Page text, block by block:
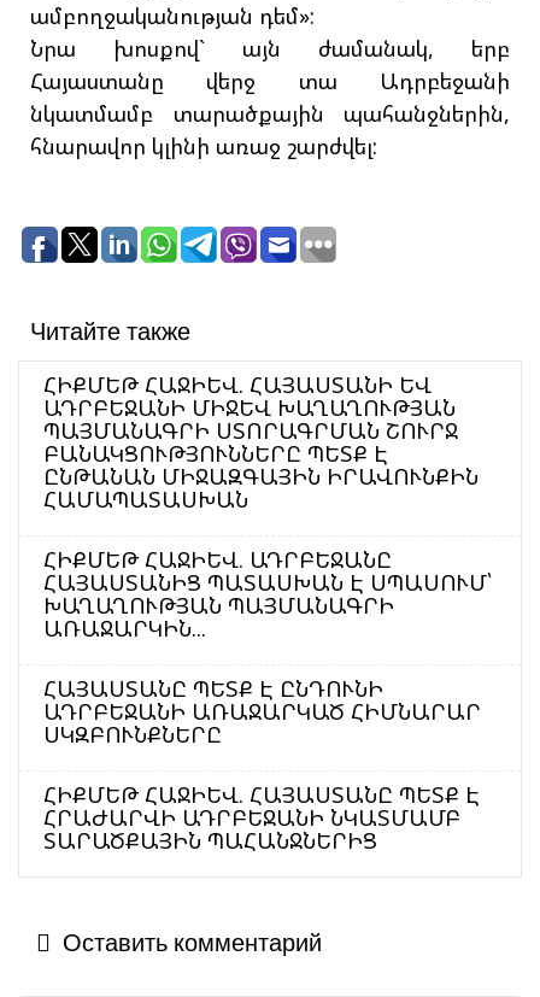
ամբողջականության դեմ»:
Նրա խոսքով` այն ժամանակ, երբ
Հայաստանը վերջ տա Ադրբեջանի
նկատմամբ տարածքային պահանջներին,
հնարավոր կլինի առաջ շարժվել:
Читайте также
ՀԻՔՄԵԹ ՀԱՋԻԵՎ. ՀԱՅԱՍՏԱՆԻ ԵՎ
ԱԴՐԲԵՋԱՆԻ ՄԻՋԵՎ ԽԱՂԱՂՈՒԹՅԱՆ
ՊԱՅՄԱՆԱԳՐԻ ՍՏՈՐԱԳՐՄԱՆ ՇՈՒՐՋ
ԲԱՆԱԿՑՈՒԹՅՈՒՆՆԵՐԸ ՊԵՏՔ Է
ԸՆԹԱՆԱՆ ՄԻՋԱԶԳԱՅԻՆ ԻՐԱՎՈՒՆՔԻՆ
ՀԱՄԱՊԱՏԱՍԽԱՆ
ՀԻՔՄԵԹ ՀԱՋԻԵՎ. ԱԴՐԲԵՋԱՆԸ
ՀԱՅԱՍՏԱՆԻՑ ՊԱՏԱՍԽԱՆ Է ՍՊԱՍՈՒՄ՝
ԽԱՂԱՂՈՒԹՅԱՆ ՊԱՅՄԱՆԱԳՐԻ
ԱՌԱՋԱՐԿԻՆ...
ՀԱՅԱՍՏԱՆԸ ՊԵՏՔ Է ԸՆԴՈՒՆԻ
ԱԴՐԲԵՋԱՆԻ ԱՌԱՋԱՐԿԱԾ ՀԻՄՆԱՐԱՐ
ՍԿԶԲՈՒՆՔՆԵՐԸ
ՀԻՔՄԵԹ ՀԱՋԻԵՎ. ՀԱՅԱՍՏԱՆԸ ՊԵՏՔ Է
ՀՐԱԺԱՐՎԻ ԱԴՐԲԵՋԱՆԻ ՆԿԱՏՄԱՄԲ
ՏԱՐԱԾՔԱՅԻՆ ՊԱՀԱՆՋՆԵՐԻՑ
Оставить комментарий